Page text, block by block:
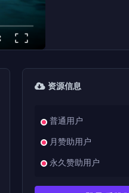
资源信息
普通用户
月赞助用户
永久赞助用户